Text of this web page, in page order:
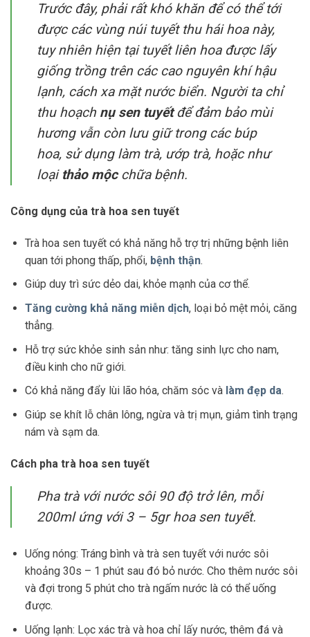
Trước đây, phải rất khó khăn để có thể tới
được các vùng núi tuyết thu hái hoa này,
tuy nhiên hiện tại tuyết liên hoa được lấy
giống trồng trên các cao nguyên khí hậu
lạnh, cách xa mặt nước biển. Người ta chỉ
thu hoạch nụ sen tuyếtđể đảm bảo mùi
hương vẫn còn lưu giữ trong các búp
hoa, sử dụng làm trà, ướp trà, hoặc như
loại thảo mộcchữa bệnh.
Công dụng của trà hoa sen tuyết
Trà hoa sen tuyết có khả năng hỗ trợ trị những bệnh liên
quan tới phong thấp, phổi, bệnh thận.
Giúp duy trì sức dẻo dai, khỏe mạnh của cơ thể.
Tăng cường khả năng miễn dịch, loại bỏ mệt mỏi, căng
thẳng.
Hỗ trợ sức khỏe sinh sản như: tăng sinh lực cho nam,
điều kinh cho nữ giới.
Có khả năng đẩy lùi lão hóa, chăm sóc và làm đẹp da.
Giúp se khít lỗ chân lông, ngừa và trị mụn, giảm tình trạng
nám và sạm da.
Cách pha trà hoa sen tuyết
Pha trà với nước sôi 90 độ trở lên, mỗi
200ml ứng với 3 – 5gr hoa sen tuyết.
Uống nóng: Tráng bình và trà sen tuyết với nước sôi
khoảng 30s – 1 phút sau đó bỏ nước. Cho thêm nước sôi
và đợi trong 5 phút cho trà ngấm nước là có thể uống
được.
Uống lạnh: Lọc xác trà và hoa chỉ lấy nước, thêm đá và